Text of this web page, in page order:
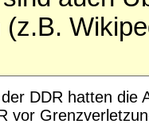
(z.B.
DDR hatten die
vor